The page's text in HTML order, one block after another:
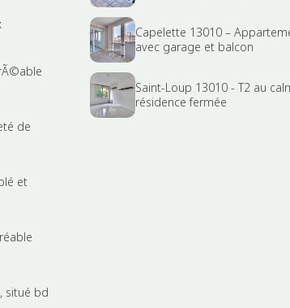
de
et
situé bd
Capelette 13010 –
avec garage et balcon
Saint-Loup 13010 - T2 au
résidence fermée